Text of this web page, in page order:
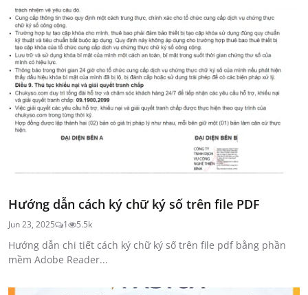
Hướng dẫn cách ký chữ ký số trên file PDF
Jun 23, 2025 1 5.5k
Hướng dẫn chi tiết cách ký chữ ký số trên file pdf bằng phần
mềm Adobe Reader...